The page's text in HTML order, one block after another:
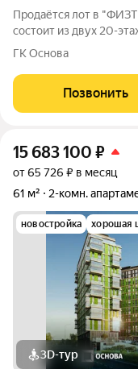
Продаётся лот в
состоит из двух 20-
двухэтажным
подземный паркинг и
ГК Основа
Позвонить
15 683 100 ₽
от 65 726 ₽ в месяц
61 м²
2-комн.
новостройка хорошая
3D-тур